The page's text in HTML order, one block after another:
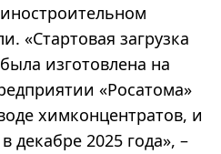
«Стартовая загрузка
изготовлена на
«Росатома»
химконцентратов, и
декабре 2025 года», –